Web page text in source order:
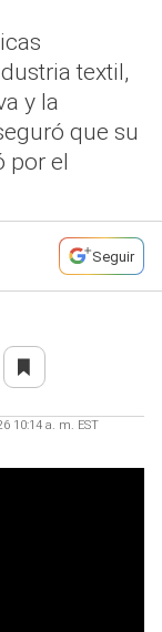
textil,
y la
que su
por el
Seguir
10:14 a. m. EST